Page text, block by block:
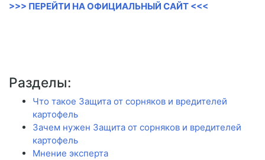
>>> ПЕРЕЙТИ НА ОФИЦИАЛЬНЫЙ САЙТ <<<
Разделы:
Что такое Защита от сорняков и вредителей
картофель
Зачем нужен Защита от сорняков и вредителей
картофель
Мнение эксперта